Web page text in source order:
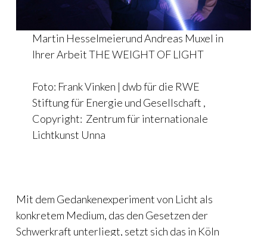
Martin Hesselmeierund Andreas Muxel in
Ihrer Arbeit THE WEIGHT OF LIGHT
Foto: Frank Vinken | dwb für die RWE
Stiftung für Energie und Gesellschaft ,
Copyright: Zentrum für internationale
Lichtkunst Unna
Mit dem Gedankenexperiment von Licht als
konkretem Medium, das den Gesetzen der
Schwerkraft unterliegt, setzt sich das in Köln